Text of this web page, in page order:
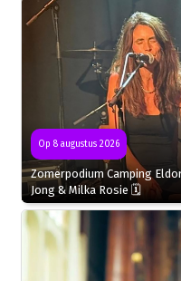
Op 8 augustus 2026
Zomerpodium Camping
Jong & Milka Rosie 🗓